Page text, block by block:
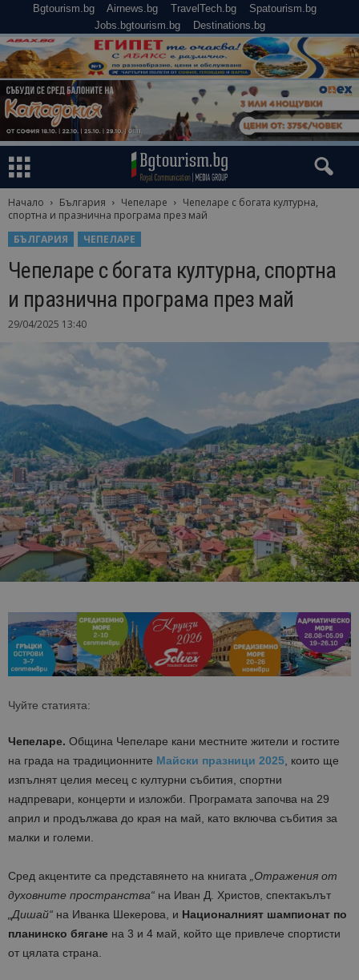
Bgtourism.bg Airnews.bg TravelTech.bg
Spatourism.bg
Jobs.bgtourism.bg
Destinations.bg
Начало България Чепеларе
Чепеларе с богата културна,
спортна и празнична програма през май
БЪЛГАРИЯ
ЧЕПЕЛАРЕ
Чепеларе с богата културна, спортна
и празнична програма през май
29/04/2025 13:40
Чуйте статията:
Чепеларе. Община Чепеларе кани местните жители и гостите
на града на традиционните Майски празници 2025 , които ще
изпълнят целия месец с културни събития, спортни
надпревари, концерти и изложби. Програмата започва на 29
април и продължава до края на май, като включва събития за
малки и големи.
Сред акцентите са представянето на книгата
„Отражения от
духовните пространства“ на Иван Д. Христов, спектакълът
„Дишай“ на Иванка Шекерова, и Националният шампионат по
планинско бягане на 3 и 4 май, който ще привлече спортисти
от цялата страна.